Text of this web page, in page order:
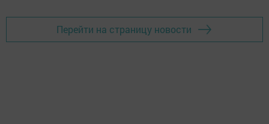
Перейти на страницу новости